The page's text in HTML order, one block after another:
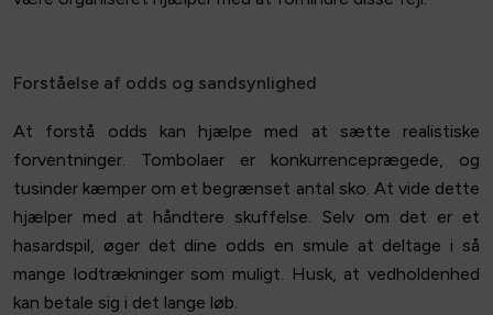
Forståelse af odds og sandsynlighed
At forstå odds kan hjælpe med at sætte realistiske
forventninger. Tombolaer er konkurrenceprægede, og
tusinder kæmper om et begrænset antal sko. At vide dette
hjælper med at håndtere skuffelse. Selv om det er et
hasardspil, øger det dine odds en smule at deltage i så
mange lodtrækninger som muligt. Husk, at vedholdenhed
kan betale sig i det lange løb.